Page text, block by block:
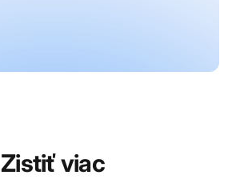
Zistiť viac